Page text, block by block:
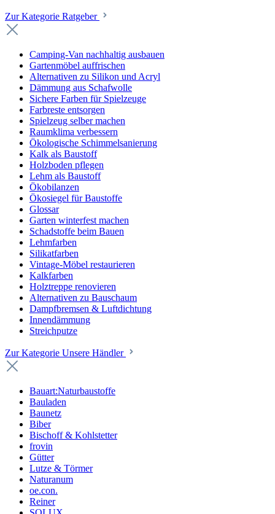
Zur Kategorie Ratgeber
Camping-Van nachhaltig ausbauen
Gartenmöbel auffrischen
Alternativen zu Silikon und Acryl
Dämmung aus Schafwolle
Sichere Farben für Spielzeuge
Farbreste entsorgen
Spielzeug selber machen
Raumklima verbessern
Ökologische Schimmelsanierung
Kalk als Baustoff
Holzboden pflegen
Lehm als Baustoff
Ökobilanzen
Ökosiegel für Baustoffe
Glossar
Garten winterfest machen
Schadstoffe beim Bauen
Lehmfarben
Silikatfarben
Vintage-Möbel restaurieren
Kalkfarben
Holztreppe renovieren
Alternativen zu Bauschaum
Dampfbremsen & Luftdichtung
Innendämmung
Streichputze
Zur Kategorie Unsere Händler
Bauart:Naturbaustoffe
Bauladen
Baunetz
Biber
Bischoff & Kohlstetter
frovin
Gütter
Lutze & Törmer
Naturanum
oe.con.
Reiner